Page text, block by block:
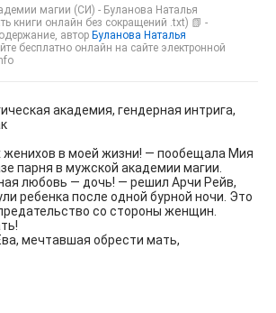
магии (СИ) - Буланова Наталья
книги онлайн без сокращений .txt) 📗 -
автор Буланова Наталья
бесплатно онлайн на сайте электронной
академия, гендерная интрига,
женихов в моей жизни! — пообещала Мия
парня в мужской академии магии.
любовь — дочь! — решил Арчи Рейв,
ребенка после одной бурной ночи. Это
со стороны женщин.
мечтавшая обрести мать,